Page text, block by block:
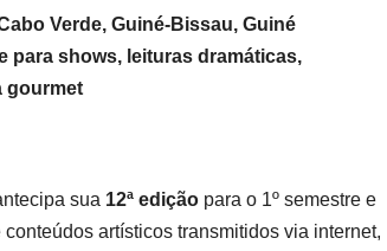
Verde, Guiné-Bissau, Guiné
para shows, leituras dramáticas,
gourmet
sua 12ª edição para o 1º semestre e
artísticos transmitidos via internet,